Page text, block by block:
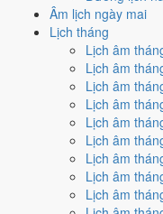
Âm lịch ngày mai
Lịch tháng
Lịch âm
Lịch âm
Lịch âm
Lịch âm
Lịch âm
Lịch âm
Lịch âm
Lịch âm
Lịch âm
Động thổ - khởi công
Trực Mãn, Sao Tất
Cách tính ngày tốt
Nhập trạch - vào
Rất tốt
Nhập trạch - vào nhà
Sao Tất và
Cách tính ngày tốt
Mua xe - tậu xe
/10Rất tốt
Mua xe - tậu xe hôm